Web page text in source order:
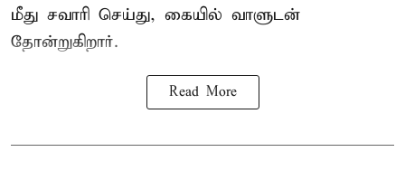
மீது சவாரி செய்து, கையில் வாளுடன்
தோன்றுகிறார்.
Read More